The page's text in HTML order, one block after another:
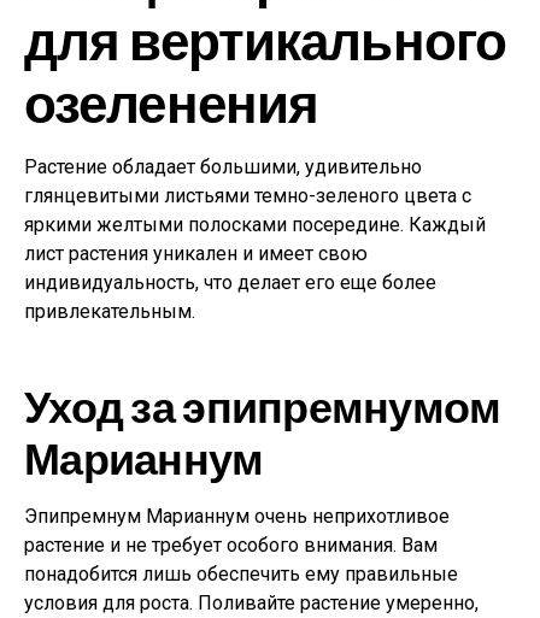
для вертикального
озеленения
Растение обладает большими, удивительно
глянцевитыми листьями темно-зеленого цвета с
яркими желтыми полосками посередине. Каждый
лист растения уникален и имеет свою
индивидуальность, что делает его еще более
привлекательным.
Уход за эпипремнумом
Марианнум
Эпипремнум Марианнум очень неприхотливое
растение и не требует особого внимания. Вам
понадобится лишь обеспечить ему правильные
условия для роста. Поливайте растение умеренно,